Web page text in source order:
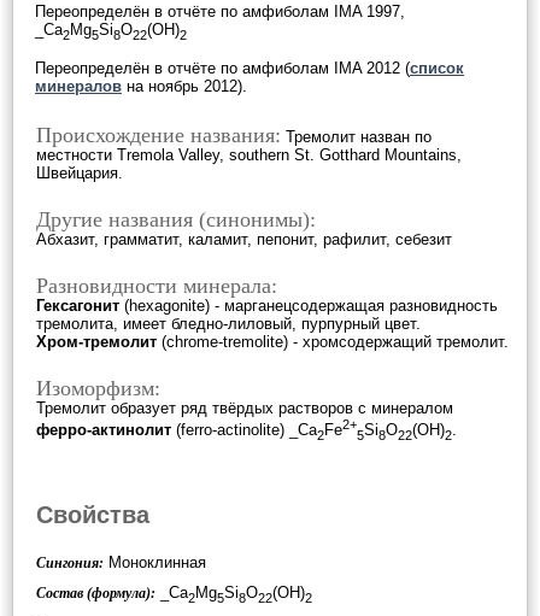
Переопределён в отчёте по амфиболам IMA 1997,
_Ca2Mg5Si8O22(OH)2
Переопределён в отчёте по амфиболам IMA 2012 (список
минералов на ноябрь 2012).
Происхождение названия: Тремолит назван по
местности Tremola Valley, southern St. Gotthard Mountains,
Швейцария.
Другие названия (синонимы):
Абхазит, грамматит, каламит, пепонит, рафилит, себезит
Разновидности минерала:
Гексагонит (hexagonite) - марганецсодержащая разновидность
тремолита, имеет бледно-лиловый, пурпурный цвет.
Хром-тремолит (chrome-tremolite) - хромсодержащий тремолит.
Изоморфизм:
Тремолит образует ряд твёрдых растворов c минералом
ферро-актинолит (ferro-actinolite) _Ca2Fe2+
5Si8O22(OH)2.
Свойства
Сингония: Моноклинная
Состав (формула): _Ca2Mg5Si8O22(OH)2